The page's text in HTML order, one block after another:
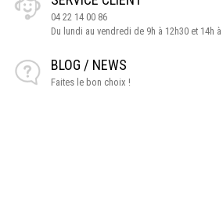
04 22 14 00 86
Du lundi au vendredi de 9h à 12h30 et 14h
BLOG / NEWS
Faites le bon choix !